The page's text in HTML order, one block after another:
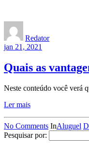
Redator
jan 21, 2021
Quais as
Neste conteúdo você verá
Ler mais
No Comments InAluguel
Pesquisar por: